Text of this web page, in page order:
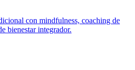
con mindfulness, coaching de
bienestar integrador.